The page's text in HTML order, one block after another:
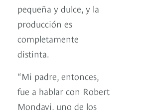
pequeña y dulce, y la
producción es
completamente
distinta.
“Mi padre, entonces,
fue a hablar con Robert
Mondavi, uno de los